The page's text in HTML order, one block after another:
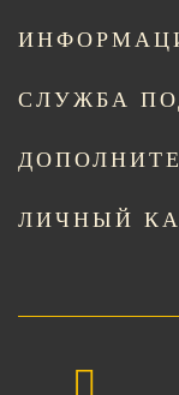
СЛУЖБА
ЛИЧНЫЙ